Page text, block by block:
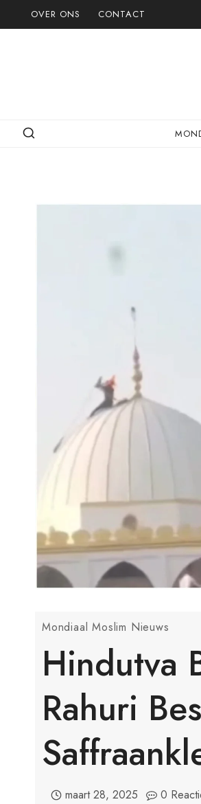
Doorgaan
naar
OVER ONS CONTACT
Mondiaal Moslim Nieuws
Hindutva
Rahuri
maart 28, 2025 0